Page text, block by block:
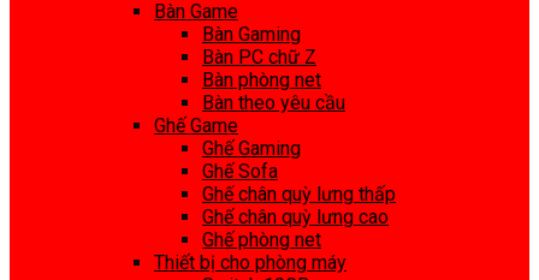
Bàn Game
Bàn Gaming
Bàn PC chữ Z
Bàn phòng net
Bàn theo yêu cầu
Ghế Game
Ghế Gaming
Ghế Sofa
Ghế chân quỳ lưng thấp
Ghế chân quỳ lưng cao
Ghế phòng net
Thiết bị cho phòng máy